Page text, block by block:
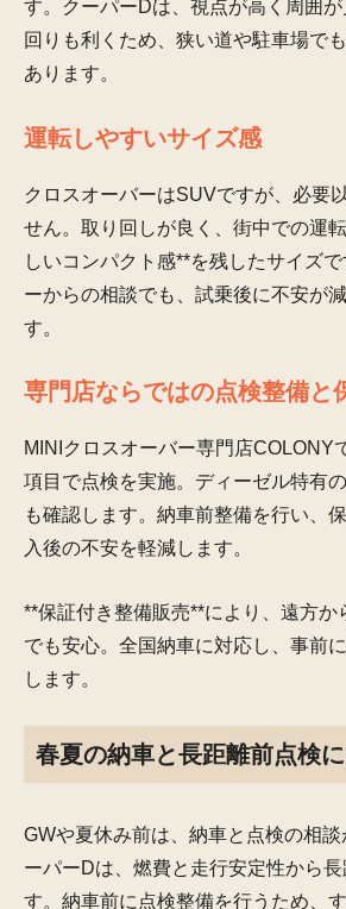
す。クーパーDは、視点が高く周囲
回りも利くため、狭い道や駐車場で
あります。
運転しやすいサイズ感
クロスオーバーはSUVですが、必要
せん。取り回しが良く、街中での運
しいコンパクト感**を残したサイズ
ーからの相談でも、試乗後に不安が
す。
専門店ならではの点検整備と
MINIクロスオーバー専門店COLONY
項目で点検を実施。ディーゼル特有
も確認します。納車前整備を行い、
入後の不安を軽減します。
**保証付き整備販売**により、遠方か
でも安心。全国納車に対応し、事前
します。
春夏の納車と長距離前点検
GWや夏休み前は、納車と点検の相談
ーパーDは、燃費と走行安定性から
す。納車前に点検整備を行うため、